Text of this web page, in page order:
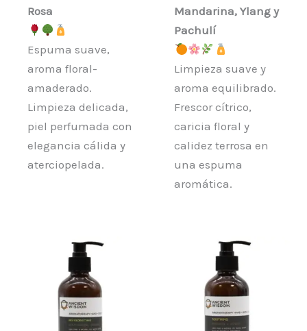
Rosa
Espuma suave,
aroma floral-
amaderado.
Limpieza delicada,
piel perfumada con
elegancia cálida y
aterciopelada.
Mandarina, Ylang y
Pachulí
Limpieza suave y
aroma equilibrado.
Frescor cítrico,
caricia floral y
calidez terrosa en
una espuma
aromática.